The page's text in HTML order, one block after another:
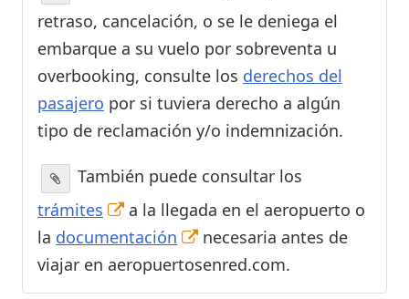
retraso, cancelación, o se le deniega el
embarque a su vuelo por sobreventa u
overbooking, consulte los derechos del
pasajero por si tuviera derecho a algún
tipo de reclamación y/o indemnización.
También puede consultar los
trámites
a la llegada en el aeropuerto o
la documentación
necesaria antes de
viajar en aeropuertosenred.com.